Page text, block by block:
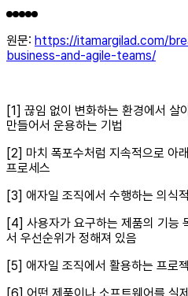
원문: https://itamargilad.com/
business-and-agile-teams/
[1] 끊임 없이 변화하는 환경에서 살
만들어서 운용하는 기법
[2] 마치 폭포수처럼 지속적으로 아
프로세스
[3] 애자일 조직에서 수행하는 의식
[4] 사용자가 요구하는 제품의 기능
서 우선순위가 정해져 있음
[5] 애자일 조직에서 활용하는 프로